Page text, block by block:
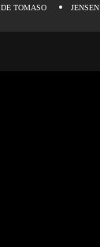
DE TOMASO
JENSEN